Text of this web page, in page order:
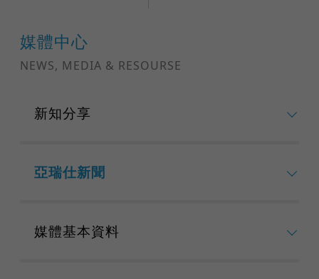
媒體中心
NEWS, MEDIA & RESOURSE
新知分享
亞瑞仕新聞
媒體基本資料